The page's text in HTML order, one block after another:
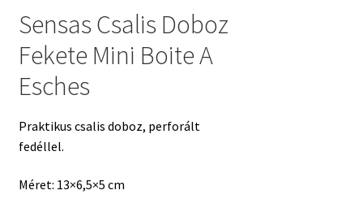
was:
1
950 Ft.
price
is:
1
310 Ft.
Sensas Csalis Doboz
Fekete Mini Boite A
Esches
Praktikus csalis doboz, perforált
fedéllel.
Méret: 13×6,5×5 cm